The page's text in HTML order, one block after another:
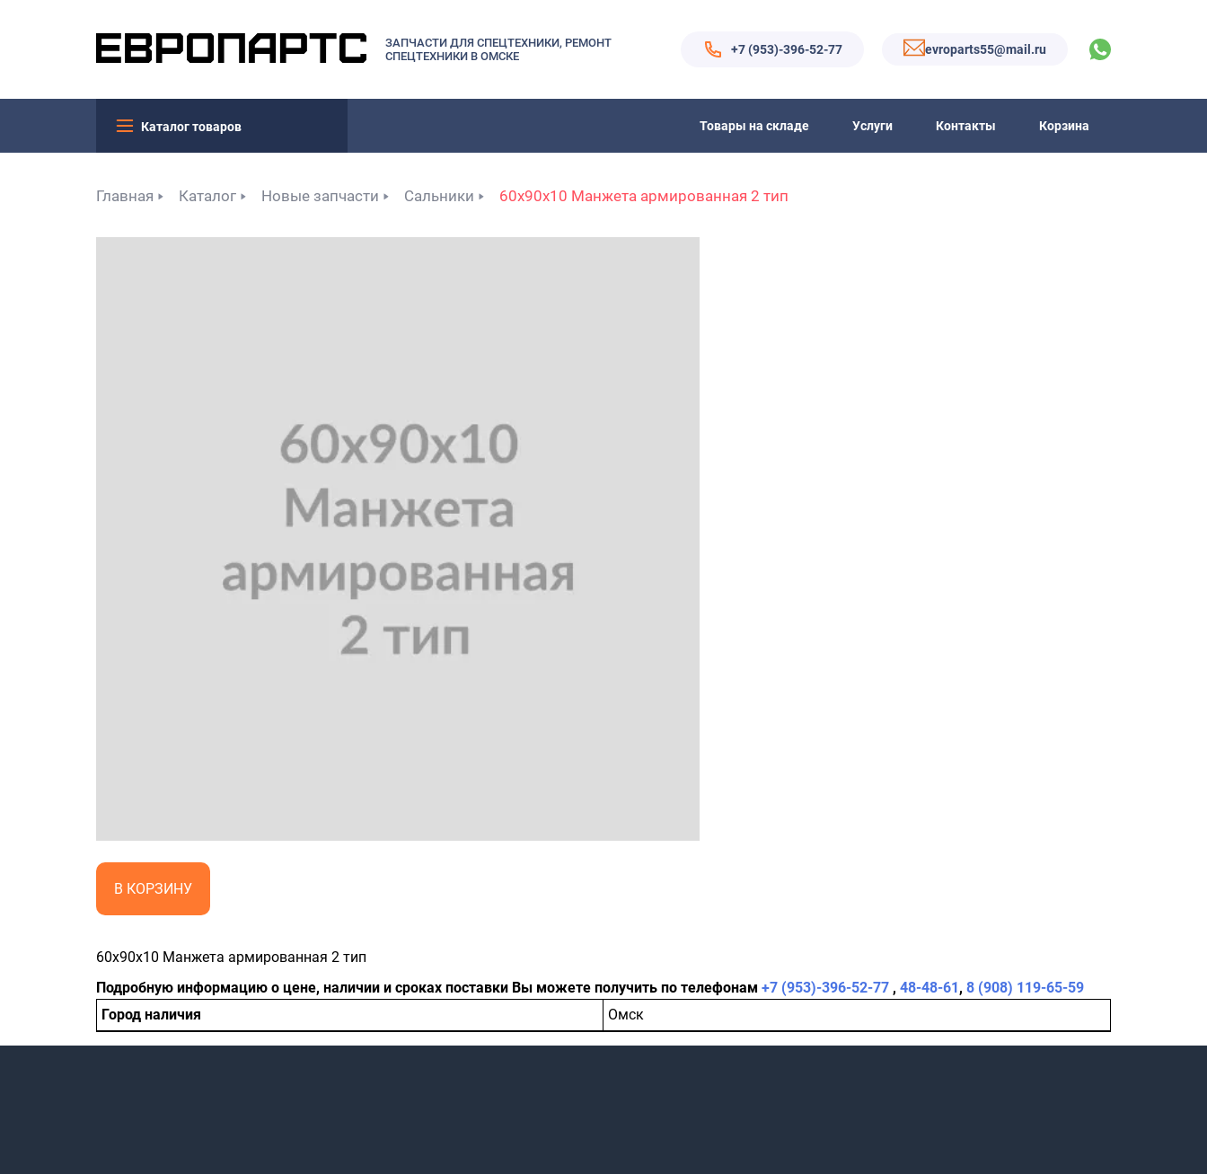
ЗАПЧАСТИ ДЛЯ СПЕЦТЕХНИКИ, РЕМОНТ
СПЕЦТЕХНИКИ В ОМСКЕ
+7 (953)-396-52-77 evroparts55@mail.ru
Каталог товаров Товары на складе Услуги Контакты Корзина
Главная Каталог Новые запчасти Сальники 60x90x10 Манжета армированная 2 тип
В КОРЗИНУ
60x90x10 Манжета армированная 2 тип
Подробную информацию о цене, наличии и сроках поставки Вы можете получить по телефонам +7 (953)-396-52-77 , 48-48-61, 8 (908) 119-65-59
Город наличия
Омск